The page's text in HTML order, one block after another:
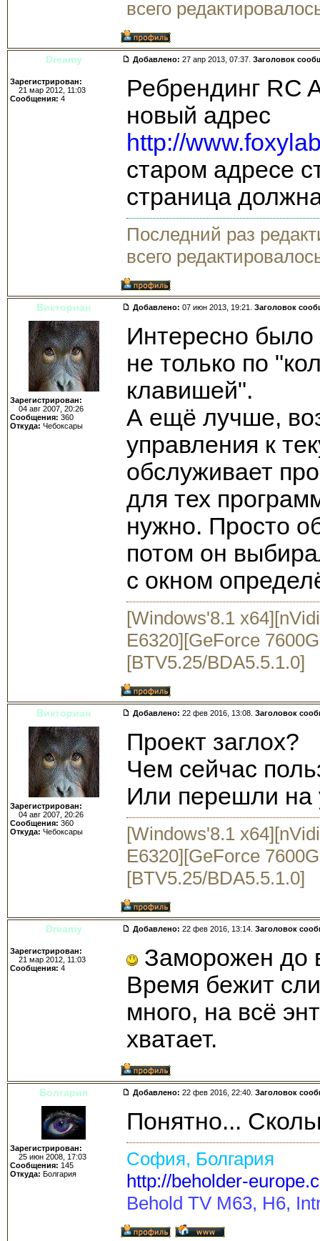
всего
Dreamy Добавлено: 27 апр 2013, 07:37. Заголовок
Зарегистрирован:
21 мар 2012, 11:03
Сообщения: 4
Ребрендинг RC
новый адрес
http://
старом адресе
страница
Последний раз
всего
Викториан Добавлено: 07 июн 2013, 19:21. Заголовок
Зарегистрирован:
04 авг 2007, 20:26
Сообщения: 360
Откуда: Чебоксары
Интересно
не только по
клавишей".
А ещё лучше,
управления к
обслуживает
для тех
нужно. Просто
потом он
с окном
[Windows'8.1
E6320][GeForce
[BTV5.25/BDA5.5.1.0]
Викториан Добавлено: 22 фев 2016, 13:08. Заголовок
Зарегистрирован:
04 авг 2007, 20:26
Сообщения: 360
Откуда: Чебоксары
Проект заглох?
Чем сейчас
Или перешли на
[Windows'8.1
E6320][GeForce
[BTV5.25/BDA5.5.1.0]
Dreamy Добавлено: 22 фев 2016, 13:14. Заголовок
Зарегистрирован:
21 мар 2012, 11:03
Сообщения: 4
Заморожен до
Время бежит
много, на всё
хватает.
Болгария Добавлено: 22 фев 2016, 22:40. Заголовок
Зарегистрирован:
25 июн 2008, 17:03
Сообщения: 145
Откуда: Болгария
Понятно...
София, Болгария
http://beholder-
Behold TV M63, H6,